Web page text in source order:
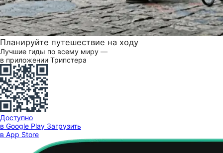
Планируйте путешествие на ходу
Лучшие гиды по всему миру —
в приложении Трипстера
Доступно
в Google Play Загрузить
в App Store